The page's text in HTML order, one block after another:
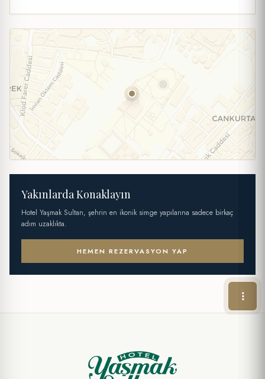
Yakınlarda Konaklayın
Hotel Yaşmak Sultan, şehrin en ikonik simge yapılarına sadece birkaç
adım uzaklıkta.
HEMEN REZERVASYON YAP